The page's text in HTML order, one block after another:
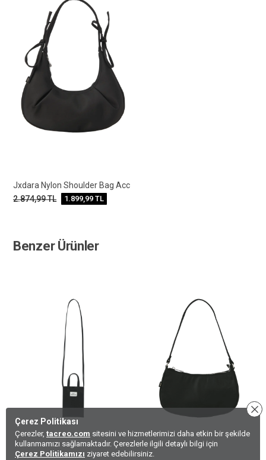
Jxdara Nylon Shoulder Bag Acc
2.874,99TL 1.899,99 TL
Benzer Ürünler
Çerez Politikası
Çerezler, tacreo.com sitesini ve hizmetlerimizi daha etkin bir şekilde
kullanmamızı sağlamaktadır. Çerezlerle ilgili detaylı bilgi için
Çerez Politikamızı ziyaret edebilirsiniz.